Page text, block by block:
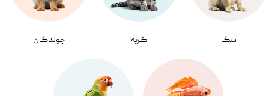
سگ گربه جوندگان